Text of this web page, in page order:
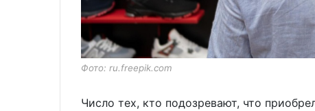
Фото: ru.freepik.com
Число тех, кто подозревают, что